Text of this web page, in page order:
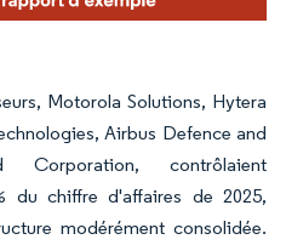
Motorola Solutions, Hytera
Airbus Defence and
Corporation, contrôlaient
du chiffre d'affaires de 2025,
modérément consolidée.